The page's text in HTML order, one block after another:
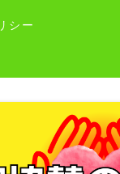
シー